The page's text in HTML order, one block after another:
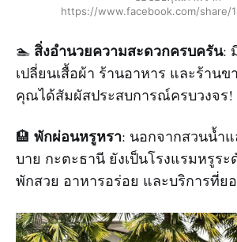
https://www.facebook.com/share/
🏊 สิ่งอำนวยความสะดวกครบครัน:
เปลี่ยนเสื้อผ้า ร้านอาหาร และร้าน
คุณได้สัมผัสประสบการณ์ครบวงจร!
🏨 พักผ่อนหรูหรา: นอกจากสวนน้ำแ
บาย กะตะธานี ยังเป็นโรงแรมหรูร
พักสวย อาหารอร่อย และบริการที่ย